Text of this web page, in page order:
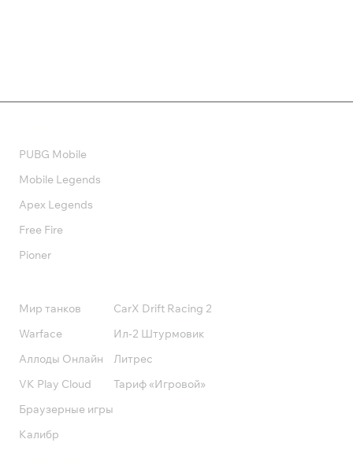
PUBG Mobile
Mobile Legends
Apex Legends
Free Fire
Pioner
Мир танков
Warface
Аллоды Онлайн
VK Play Cloud
Браузерные игры
Калибр
CarX Drift Racing 2
Ил-2 Штурмовик
Литрес
Тариф «Игровой»